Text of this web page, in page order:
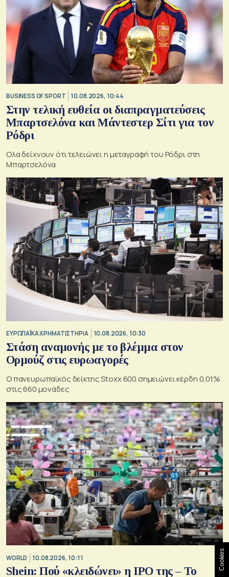
BUSINESS OF SPORT 10.08.2026, 10:44
Στην τελική ευθεία οι διαπραγματεύσεις
Μπαρτσελόνα και Μάντεστερ Σίτι για τον
Ρόδρι
Ολα δείχνουν ότι τελειώνει η μεταγραφή του Ρόδρι στη
Μπαρτσελόνα
ΕΥΡΩΠΑΪΚΑ ΧΡΗΜΑΤΙΣΤΗΡΙΑ 10.08.2026, 10:30
Στάση αναμονής με το βλέμμα στον
Ορμούζ στις ευρωαγορές
O πανευρωπαϊκός δείκτης Stoxx 600 σημειώνει κέρδη 0,01%
στις 660 μονάδες
WORLD 10.08.2026, 10:11
Shein: Πού «κλειδώνει» η IPO της – Το
Cookies